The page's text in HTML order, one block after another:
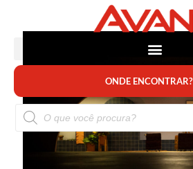
ONDE ENCONTRAR?